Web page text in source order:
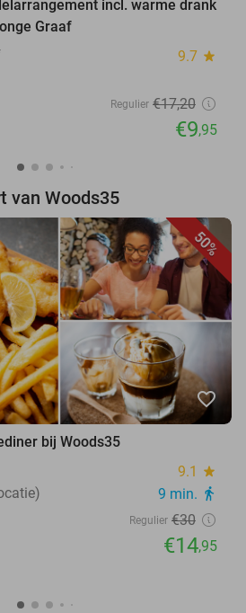
incl. warme drank
Graaf
9.7 star
Regulier €17,20
€9,95
van Woods35
50%
favorite_border
bij Woods35
9.1 star
9 min. directions_walk
Regulier €30
€14,95